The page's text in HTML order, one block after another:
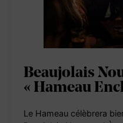
Beaujolais
« Hameau
Le Hameau célèbrera